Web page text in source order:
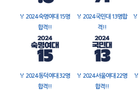
🏅 2024 숙명여대 15명
합격!!
🏅 2024 국민대 13명합
격!!
🏅
🏅 2024 동덕여대 32명
합격!!
🏅 2024 서울여대 22명
합격!!
🏅